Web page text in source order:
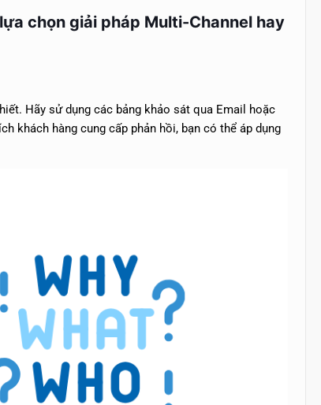
chọn giải pháp Multi-Channel hay
Hãy sử dụng các bảng khảo sát qua Email hoặc
khách hàng cung cấp phản hồi, bạn có thể áp dụng